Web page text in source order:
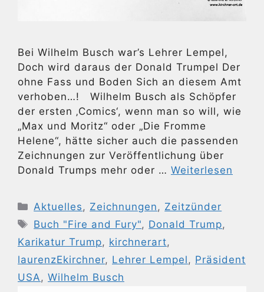
Bei Wilhelm Busch war’s Lehrer Lempel,
Doch wird daraus der Donald Trumpel Der
ohne Fass und Boden Sich an diesem Amt
verhoben…! Wilhelm Busch als Schöpfer
der ersten ‚Comics‘, wenn man so will, wie
„Max und Moritz“ oder „Die Fromme
Helene“, hätte sicher auch die passenden
Zeichnungen zur Veröffentlichung über
Donald Trumps mehr oder … Weiterlesen
Kategorien
Aktuelles, Zeichnungen, Zeitzünder
Schlagwörter
Buch "Fire and Fury", Donald Trump,
Karikatur Trump, kirchnerart,
laurenzEkirchner, Lehrer Lempel, Präsident
USA, Wilhelm Busch